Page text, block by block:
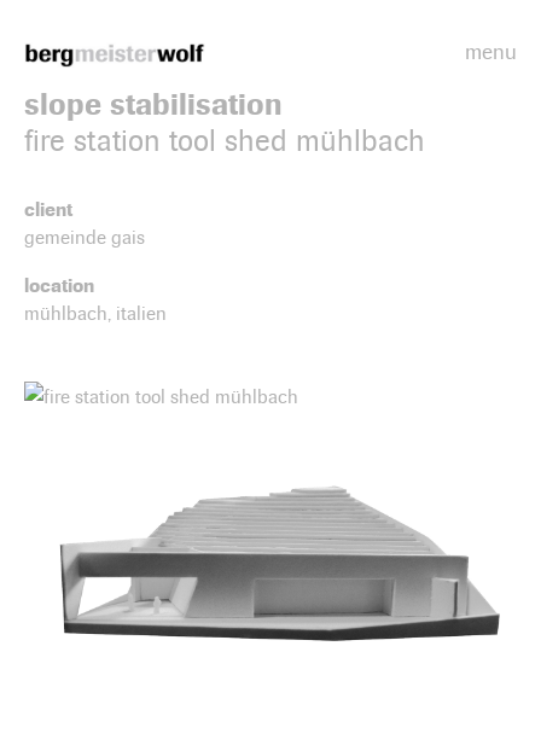
menu
slope stabilisation
fire station tool shed mühlbach
client
gemeinde gais
location
mühlbach, italien